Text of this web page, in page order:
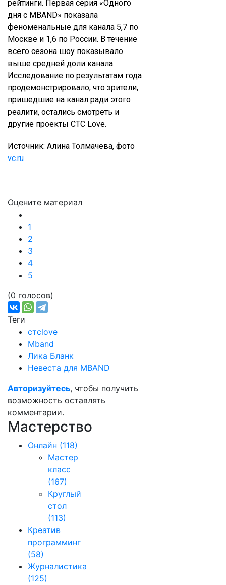
рейтинги. Первая серия «Одного
дня с MBAND» показала
феноменальные для канала 5,7 по
Москве и 1,6 по России. В течение
всего сезона шоу показывало
выше средней доли канала.
Исследование по результатам года
продемонстрировало, что зрители,
пришедшие на канал ради этого
реалити, остались смотреть и
другие проекты СТС Love.
Источник: Алина Толмачева, фото
vc.ru
Оцените материал
1
2
3
4
5
(0 голосов)
Теги
стсlove
Mband
Лика Бланк
Невеста для MBAND
Авторизуйтесь, чтобы получить
возможность оставлять
комментарии.
Мастерство
Онлайн (118)
Мастер
класс
(167)
Круглый
стол
(113)
Креатив
программинг
(58)
Журналистика
(125)